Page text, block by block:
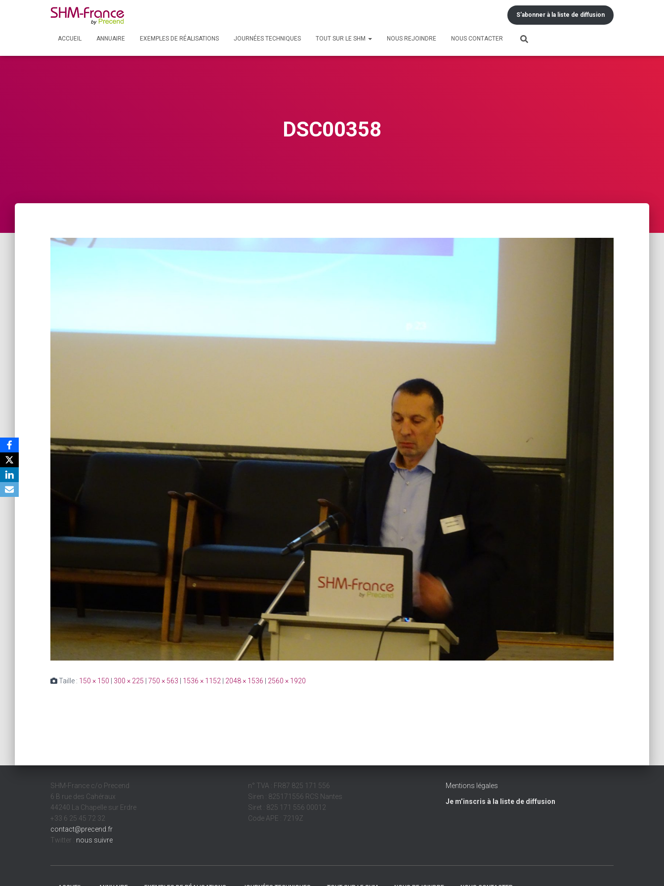
S'abonner à la liste de diffusion
ACCUEIL ANNUAIRE EXEMPLES DE RÉALISATIONS JOURNÉES TECHNIQUES TOUT SUR LE SHM NOUS REJOINDRE NOUS CONTACTER
DSC00358
Taille : 150 × 150 300 × 225 750 × 563 1536 × 1152 2048 × 1536 2560 × 1920
SHM-France c/o Precend
6 B rue des Cahéraux
44240 La Chapelle sur Erdre
+33 6 25 45 72 32
contact@precend.fr
Twitter : nous suivre
n° TVA : FR87 825 171 556
Siren : 825171556 RCS Nantes
Siret : 825 171 556 00012
Code APE : 7219Z
Mentions légales
Je m’inscris à la liste de diffusion